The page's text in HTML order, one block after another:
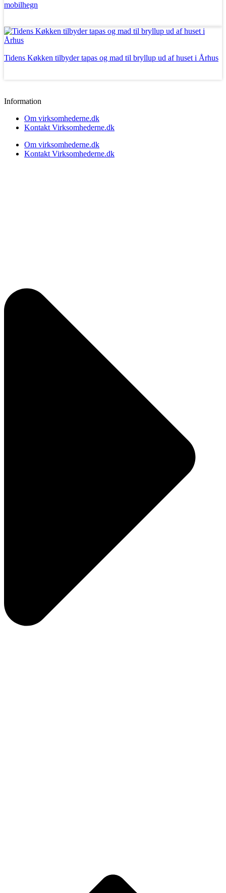
mobilhegn
Tidens Køkken tilbyder tapas og mad til bryllup ud af huset i Århus
Information
Om virksomhederne.dk
Kontakt Virksomhederne.dk
Om virksomhederne.dk
Kontakt Virksomhederne.dk